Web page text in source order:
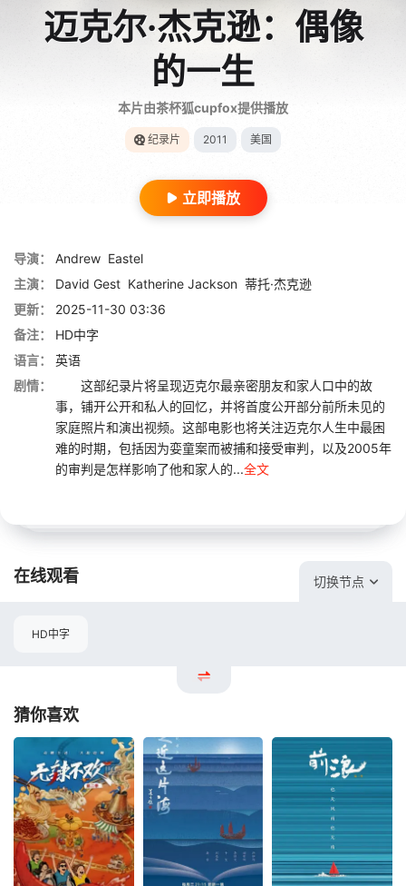
迈克尔·杰克逊：偶像
的一生
本片由茶杯狐cupfox提供播放
纪录片 2011 美国
立即播放
导演： Andrew Eastel
主演：
David Gest Katherine Jackson 蒂托·杰克逊
更新：
2025-11-30 03:36
备注：
HD中字
语言：
英语
剧情：
这部纪录片将呈现迈克尔最亲密朋友和家人口中的故
事，铺开公开和私人的回忆，并将首度公开部分前所未见的
家庭照片和演出视频。这部电影也将关注迈克尔人生中最困
难的时期，包括因为娈童案而被捕和接受审判，以及2005年
的审判是怎样影响了他和家人的...全文
在线观看 切换节点
HD中字
猜你喜欢